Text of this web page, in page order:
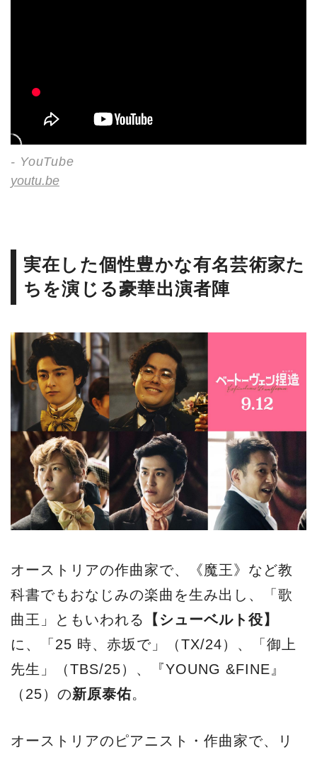
- YouTube
youtu.be
実在した個性豊かな有名芸術家た
ちを演じる豪華出演者陣
オーストリアの作曲家で、《魔王》など教
科書でもおなじみの楽曲を⽣み出し、「歌
曲王」ともいわれる
【シューベルト役】
に、「25 時、⾚坂で」（TX/24）、「御上
先⽣」（TBS/25）、『YOUNG &FINE』
（25）の新原泰佑。
オーストリアのピアニスト・作曲家で、リ